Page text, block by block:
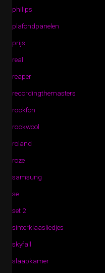
philips
plafondpanelen
prijs
real
reaper
recordingthemasters
rockfon
rockwool
roland
roze
samsung
se
set 2
sinterklaasliedjes
skyfall
slaapkamer